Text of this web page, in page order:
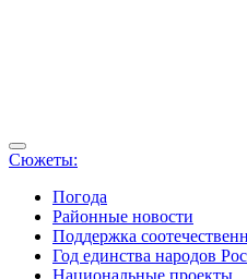
Сюжеты:
Погода
Районные новости
Поддержка
Год единства народов
Национальные проекты